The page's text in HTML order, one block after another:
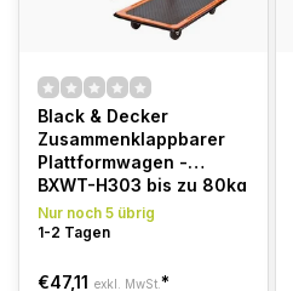
Black & Decker
Zusammenklappbarer
Plattformwagen -
BXWT-H303 bis zu 80kg
Nur noch 5 übrig
1-2 Tagen
€47,11 exkl. MwSt. *